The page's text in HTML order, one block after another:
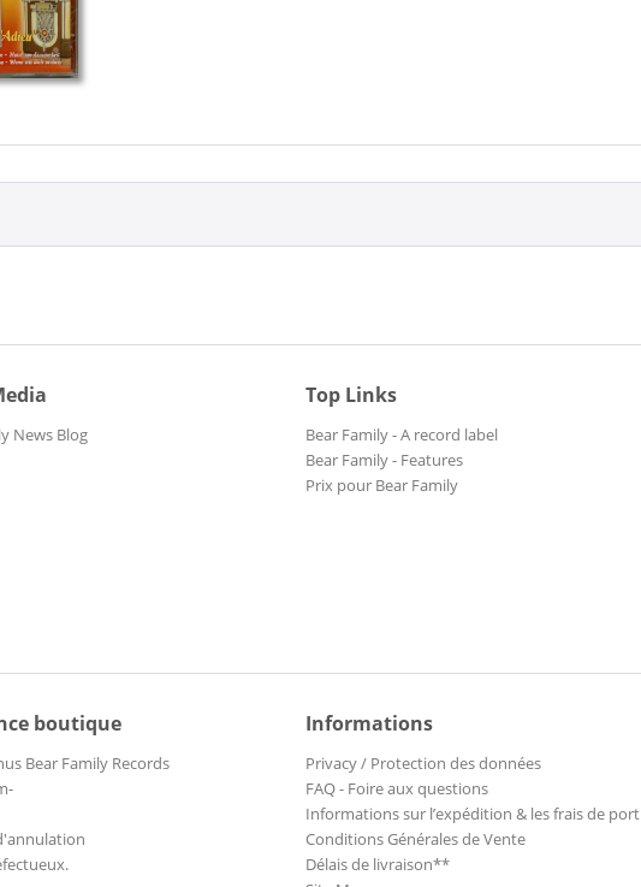
News Blog
Top Links
Bear Family - A record label
Bear Family - Features
Prix pour Bear Family
boutique
Bear Family Records
Informations
Privacy / Protection des données
FAQ - Foire aux questions
Informations sur l’expédition & les frais de port
Conditions Générales de Vente
Délais de livraison**